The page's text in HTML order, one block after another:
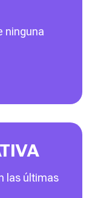
ninguna
las últimas